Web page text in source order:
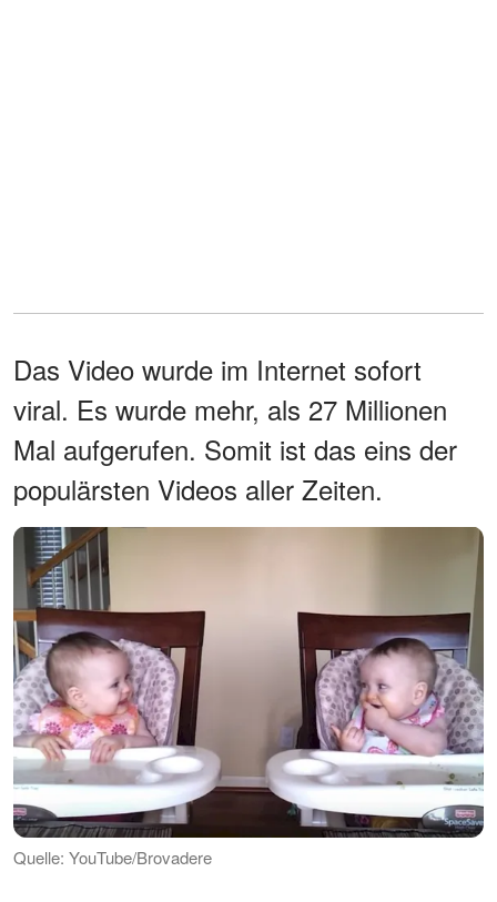
Das Video wurde im Internet sofort
viral. Es wurde mehr, als 27 Millionen
Mal aufgerufen. Somit ist das eins der
populärsten Videos aller Zeiten.
Quelle: YouTube/Brovadere